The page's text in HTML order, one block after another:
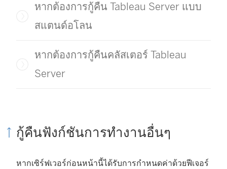
หากต้องการกู้คืน Tableau Server แบบ
สแตนด์อโลน
หากต้องการกู้คืนคลัสเตอร์ Tableau
Server
กู้คืนฟังก์ชันการทำงานอื่นๆ
หากเซิร์ฟเวอร์ก่อนหน้านี้ได้รับการกำหนดค่าด้วยฟีเจอร์